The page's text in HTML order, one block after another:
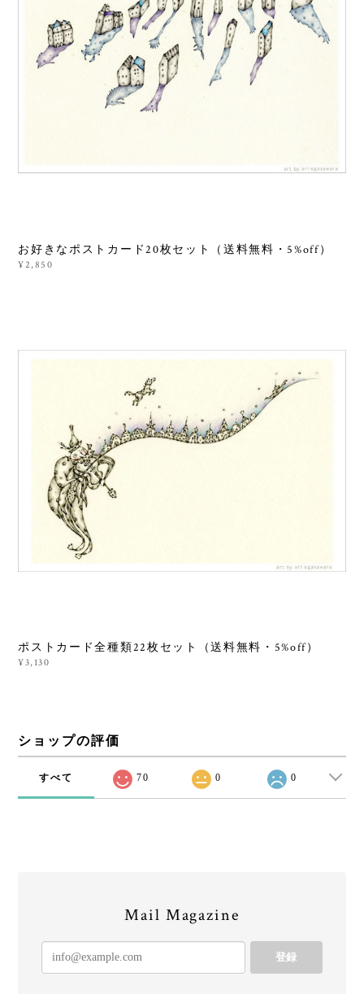
お好きなポストカード20枚セット（送料無料・5%off）
¥2,850
ポストカード全種類22枚セット（送料無料・5%off）
¥3,130
ショップの評価
すべて 70 0 0
Mail Magazine
登録